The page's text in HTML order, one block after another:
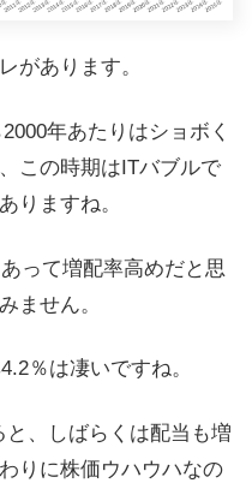
があります。
年あたりはショボく
この時期はITバブルで
りますね。
って増配率高めだと思
ません。
％は凄いですね。
、しばらくは配当も増
りに株価ウハウハなの